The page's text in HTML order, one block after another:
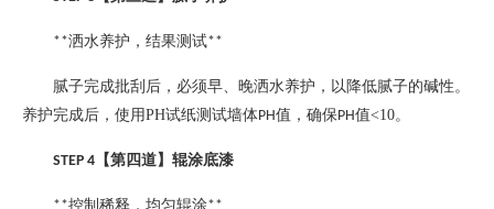
**洒水养护，结果测试**
腻子完成批刮后，必须早、晚洒水养护，以降低腻子的碱性。
养护完成后，使用PH试纸测试墙体PH值，确保PH值<10。
STEP 4 【第四道】辊涂底漆
控制稀释，均匀辊涂